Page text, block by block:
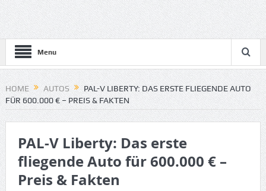
Menu
HOME AUTOS
PAL-V LIBERTY: DAS ERSTE FLIEGENDE AUTO
FÜR 600.000 € – PREIS & FAKTEN
PAL-V Liberty: Das erste
fliegende Auto für 600.000 € –
Preis & Fakten